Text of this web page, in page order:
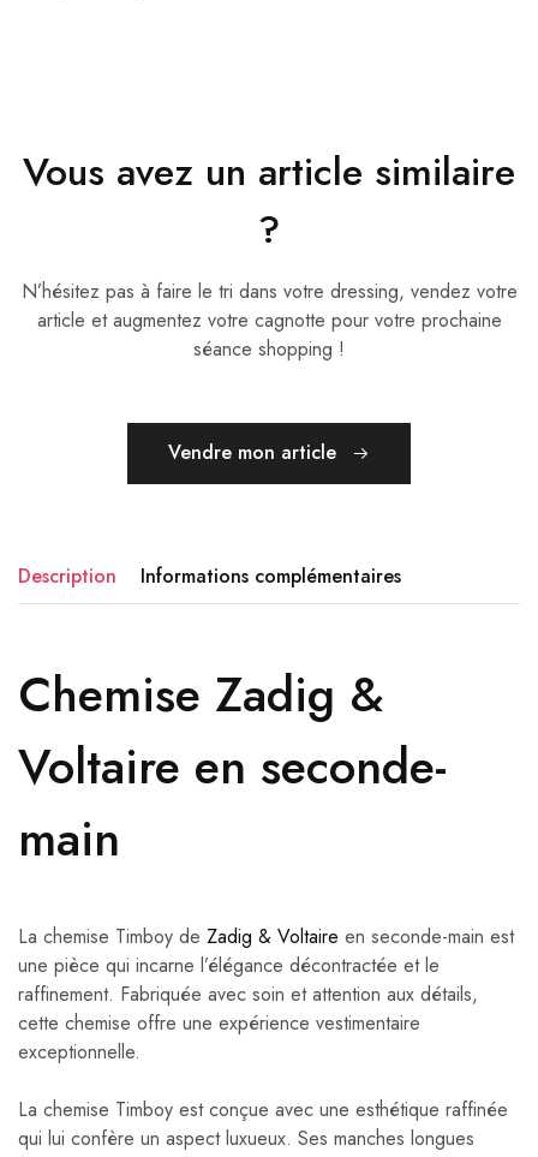
Vous avez un article similaire
?
N’hésitez pas à faire le tri dans votre dressing, vendez votre
article et augmentez votre cagnotte pour votre prochaine
séance shopping !
Vendre mon article
Description Informations complémentaires
Chemise Zadig &
Voltaire en seconde-
main
La chemise Timboy de Zadig & Voltaire en seconde-main est
une pièce qui incarne l’élégance décontractée et le
raffinement. Fabriquée avec soin et attention aux détails,
cette chemise offre une expérience vestimentaire
exceptionnelle.
La chemise Timboy est conçue avec une esthétique raffinée
qui lui confère un aspect luxueux. Ses manches longues